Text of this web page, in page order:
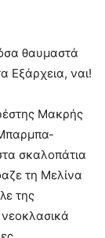
θαυμαστά
Εξάρχεια, ναι!
Μακρής
σκαλοπάτια
τη Μελίνα
της